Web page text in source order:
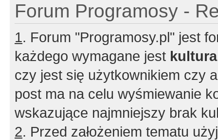
Forum Programosy -
1. Forum "Programosy.pl" jest
każdego wymagane jest
czy jest się użytkownikiem czy
post ma na celu wyśmiewanie
wskazujące najmniejszy brak
2. Przed założeniem tematu